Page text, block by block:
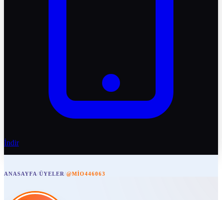
İndir
ANASAYFA/ÜYELER/@MIO446063